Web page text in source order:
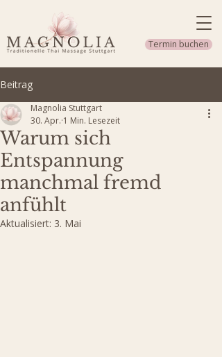
Termin buchen
Beitrag
Warum sich
Entspannung
manchmal fremd
anfühlt
Magnolia Stuttgart
30. Apr. 1 Min. Lesezeit
Aktualisiert: 3. Mai